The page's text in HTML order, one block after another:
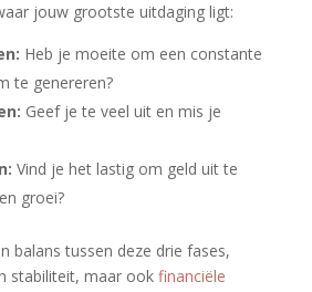
jouw grootste uitdaging ligt:
Heb je moeite om een constante
te genereren?
Geef je te veel uit en mis je
Vind je het lastig om geld uit te
groei?
balans tussen deze drie fases,
stabiliteit, maar ook financiële